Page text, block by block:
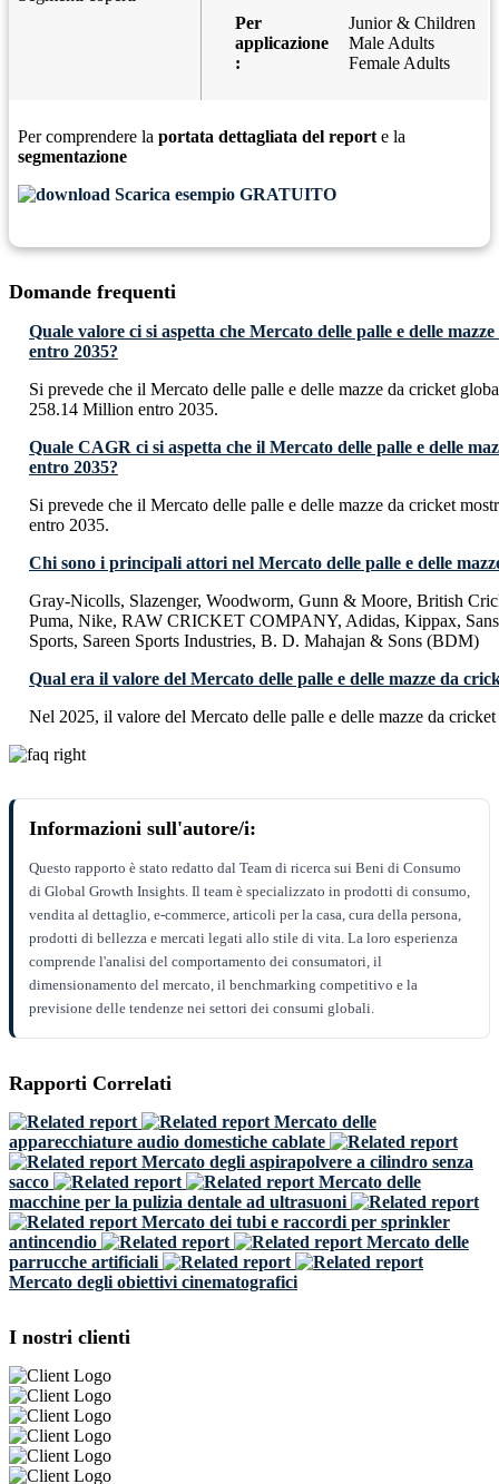
Per
applicazione
:
Junior & Children
Male Adults
Female Adults
Per comprendere la portata dettagliata del report e la
segmentazione
Scarica esempio GRATUITO
Domande frequenti
Quale valore ci si aspetta che Mercato delle palle e delle
entro 2035?
Si prevede che il Mercato delle palle e delle mazze da cricket
258.14 Million entro 2035.
Quale CAGR ci si aspetta che il Mercato delle palle e delle
entro 2035?
Si prevede che il Mercato delle palle e delle mazze da cricket
entro 2035.
Chi sono i principali attori nel Mercato delle palle e delle
Gray-Nicolls, Slazenger, Woodworm, Gunn & Moore, British
Puma, Nike, RAW CRICKET COMPANY, Adidas, Kippax,
Sports, Sareen Sports Industries, B. D. Mahajan & Sons (BDM)
Qual era il valore del Mercato delle palle e delle mazze da
Nel 2025, il valore del Mercato delle palle e delle mazze da
Informazioni sull'autore/i:
Questo rapporto è stato redatto dal Team di ricerca sui Beni di Consumo
di Global Growth Insights. Il team è specializzato in prodotti di consumo,
vendita al dettaglio, e-commerce, articoli per la casa, cura della persona,
prodotti di bellezza e mercati legati allo stile di vita. La loro esperienza
comprende l'analisi del comportamento dei consumatori, il
dimensionamento del mercato, il benchmarking competitivo e la
previsione delle tendenze nei settori dei consumi globali.
Rapporti Correlati
Mercato delle
apparecchiature audio domestiche cablate
Mercato degli aspirapolvere a cilindro senza
sacco
Mercato delle
macchine per la pulizia dentale ad ultrasuoni
Mercato dei tubi e raccordi per sprinkler
antincendio
Mercato delle
parrucche artificiali
Mercato degli obiettivi cinematografici
I nostri clienti